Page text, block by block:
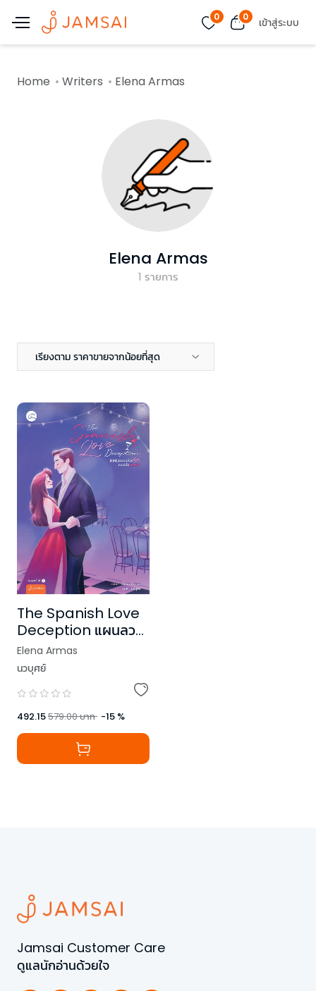
0 0 เข้าสู่ระบบ
Home Writers Elena Armas
Elena Armas
1 รายการ
เรียงตาม ราคาขายจากน้อยที่สุด
The Spanish Love
Deception แผนลวง
สู่ห้วงรักแบบฉบับสเปน
Elena Armas
นวบุศย์
492.15579.00บาท -15 %
Jamsai Customer Care
ดูแลนักอ่านด้วยใจ